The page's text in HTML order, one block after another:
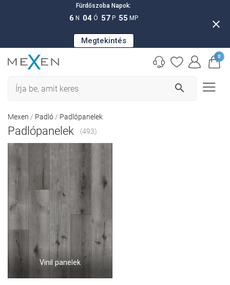
Fürdőszoba Napok:
6 N 04 Ó 57 P 53 MP
Megtekintés
close
search
0
Mexen Padló Padlópanelek
Padlópanelek (493)
Vinil panelek